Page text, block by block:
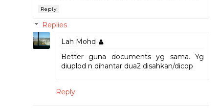
Reply
Replies
Lah Mohd
Better guna documents yg sama. Yg
diuplod n dihantar dua2 disahkan/dicop
Reply